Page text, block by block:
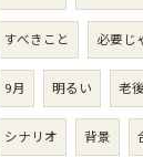
すべきこと 必要じ
9月 明るい 老後
シナリオ 背景